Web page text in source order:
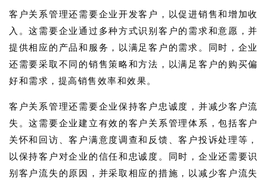
客户关系管理还需要企业开发客户，以促进销售和增加收
入。这需要企业通过多种方式识别客户的需求和意愿，并
提供相应的产品和服务，以满足客户的需求。同时，企业
还需要采取不同的销售策略和方法，以满足客户的购买偏
好和需求，提高销售效率和效果。
客户关系管理还需要企业保持客户忠诚度，并减少客户流
失。这需要企业建立有效的客户关系管理体系，包括客户
关怀和回访、客户满意度调查和反馈、客户投诉处理等，
以保持客户对企业的信任和忠诚度。同时，企业还需要识
别客户流失的原因，并采取相应的措施，以减少客户流失